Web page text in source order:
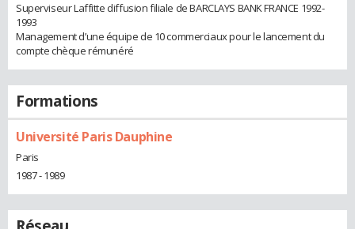
Superviseur Laffitte diffusion filiale de BARCLAYS BANK FRANCE 1992-
1993
Management d’une équipe de 10 commerciaux pour le lancement du
compte chèque rémunéré
Formations
Université Paris Dauphine
Paris
1987 - 1989